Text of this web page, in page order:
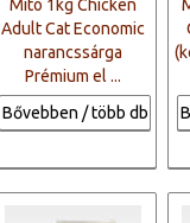
Mito 1kg Chicken
Adult Cat Economic
narancssárga
Prémium el ...
Bővebben / több db